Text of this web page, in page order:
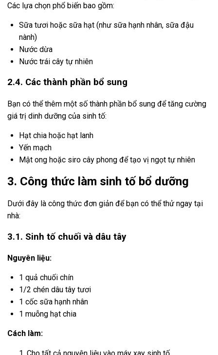
Các lựa chọn phổ biến bao gồm:
Sữa tươi hoặc sữa hạt (như sữa hạnh nhân, sữa đậu
nành)
Nước dừa
Nước trái cây tự nhiên
2.4. Các thành phần bổ sung
Bạn có thể thêm một số thành phần bổ sung để tăng cường
giá trị dinh dưỡng của sinh tố:
Hạt chia hoặc hạt lanh
Yến mạch
Mật ong hoặc siro cây phong để tạo vị ngọt tự nhiên
3. Công thức làm sinh tố bổ dưỡng
Dưới đây là công thức đơn giản để bạn có thể thử ngay tại
nhà:
3.1. Sinh tố chuối và dâu tây
Nguyên liệu:
1 quả chuối chín
1/2 chén dâu tây tươi
1 cốc sữa hạnh nhân
1 muỗng hạt chia
Cách làm: